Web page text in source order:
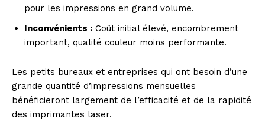
pour les impressions en grand volume.
Inconvénients : Coût initial élevé, encombrement
important, qualité couleur moins performante.
Les petits bureaux et entreprises qui ont besoin d’une
grande quantité d’impressions mensuelles
bénéficieront largement de l’efficacité et de la rapidité
des imprimantes laser.